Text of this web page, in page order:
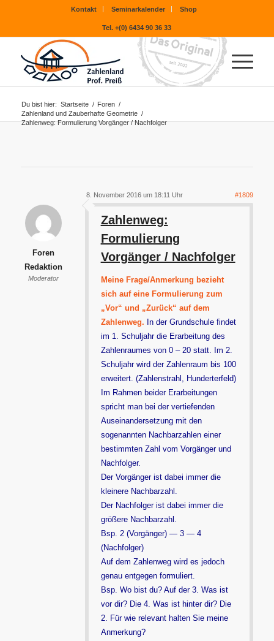
Kontakt Seminarkalender Shop
Tel. +(0) 6434 90 36 33
Du bist hier: Startseite / Foren /
Zahlenland und Zauberhafte Geometrie /
Zahlenweg: Formulierung Vorgänger / Nachfolger
8. November 2016 um 18:11 Uhr #1809
Foren
Redaktion
Moderator
Zahlenweg:
Formulierung
Vorgänger / Nachfolger
Meine Frage/Anmerkung bezieht
sich auf eine Formulierung zum
„Vor“ und „Zurück“ auf dem
Zahlenweg. In der Grundschule findet
im 1. Schuljahr die Erarbeitung des
Zahlenraumes von 0 – 20 statt. Im 2.
Schuljahr wird der Zahlenraum bis 100
erweitert. (Zahlenstrahl, Hunderterfeld)
Im Rahmen beider Erarbeitungen
spricht man bei der vertiefenden
Auseinandersetzung mit den
sogenannten Nachbarzahlen einer
bestimmten Zahl vom Vorgänger und
Nachfolger.
Der Vorgänger ist dabei immer die
kleinere Nachbarzahl.
Der Nachfolger ist dabei immer die
größere Nachbarzahl.
Bsp. 2 (Vorgänger) — 3 — 4
(Nachfolger)
Auf dem Zahlenweg wird es jedoch
genau entgegen formuliert.
Bsp. Wo bist du? Auf der 3. Was ist
vor dir? Die 4. Was ist hinter dir? Die
2. Für wie relevant halten Sie meine
Anmerkung?